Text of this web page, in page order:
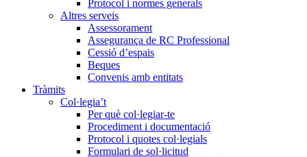
Protocol i normes generals
Altres serveis
Assessorament
Assegurança de RC Professional
Cessió d’espais
Beques
Convenis amb entitats
Tràmits
Col·legia’t
Per què col·legiar-te
Procediment i documentació
Protocol i quotes col·legials
Formulari de sol·licitud